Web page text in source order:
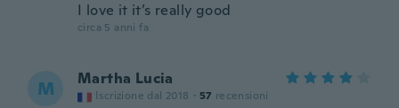
I love it it’s really good
circa 5 anni fa
M Martha Lucia
Iscrizione dal 2018 · 57 recensioni